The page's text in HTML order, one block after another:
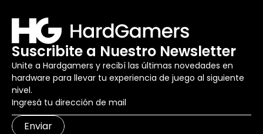
Suscribite a Nuestro Newsletter
Unite a Hardgamers y recibí las últimas novedades en
hardware para llevar tu experiencia de juego al siguiente
nivel.
Enviar